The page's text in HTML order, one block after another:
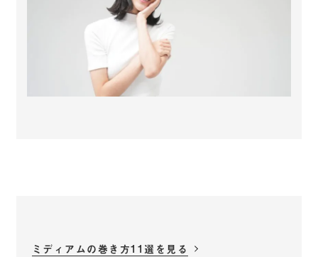
ミディアムの巻き方11選を見る